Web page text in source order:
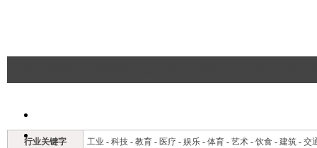
行业关键字 工业 - 科技 - 教育 - 医疗 - 娱乐 - 体育 - 艺术 - 饮食 - 建筑 - 交